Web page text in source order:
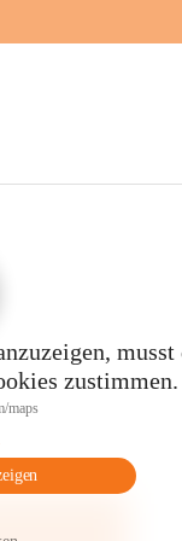
musst
zustimmen.
maps